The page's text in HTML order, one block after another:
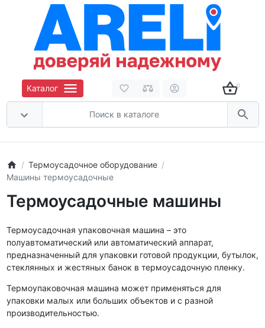
Каталог 0
Термоусадочное оборудование
Машины термоусадочные
Термоусадочные машины
Термоусадочная упаковочная машина – это
полуавтоматический или автоматический аппарат,
предназначенный для упаковки готовой продукции, бутылок,
стеклянных и жестяных банок в термоусадочную пленку.
Термоупаковочная машина может применяться для
упаковки малых или больших объектов и с разной
производительностью.